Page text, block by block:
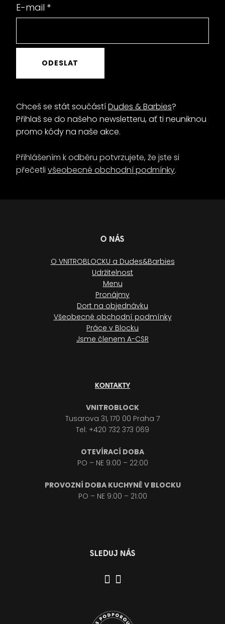
E-mail *
ODESLAT
Chceš se stát součástíDudes & Barbies?
Přihlaš se do našeho newsletteru, ať ti neuniknou
promo kódy na naše akce.
Přihlášením k odběru potvrzujete, že jste si
přečetli všeobecné obchodní podmínky.
O NÁS
O VNITROBLOCKU a Dudes&Barbies
Udržitelnost
Menu
Pronájmy
Dort na objednávku
Všeobecné obchodní podmínky
Práce v Blocku
Jsme členem A-CSR
KONTAKTY
VNITROBLOCK
Tusarova 31, 170 00 Praha 7
Tel: +420 732 373 069
OTEVÍRACÍ DOBA
PO – NE 9:00 – 22:00
PROVOZNÍ DOBA KUCHYNĚ V BLOCKU
PO – NE 9:00 – 21:00
SLEDUJ NÁS